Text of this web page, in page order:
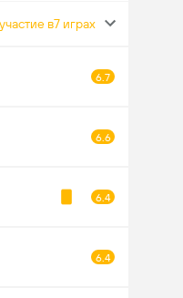
в7 играх
6.7
6.6
6.4
6.4